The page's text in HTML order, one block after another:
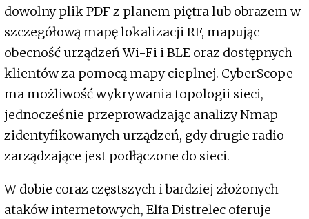
dowolny plik PDF z planem piętra lub obrazem w
szczegółową mapę lokalizacji RF, mapując
obecność urządzeń Wi-Fi i BLE oraz dostępnych
klientów za pomocą mapy cieplnej. CyberScope
ma możliwość wykrywania topologii sieci,
jednocześnie przeprowadzając analizy Nmap
zidentyfikowanych urządzeń, gdy drugie radio
zarządzające jest podłączone do sieci.
W dobie coraz częstszych i bardziej złożonych
ataków internetowych, Elfa Distrelec oferuje